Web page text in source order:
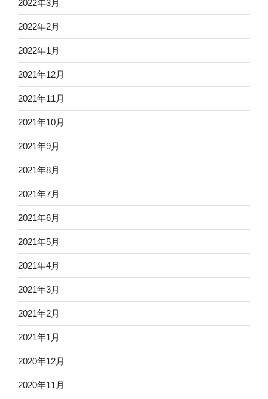
2022年3月
2022年2月
2022年1月
2021年12月
2021年11月
2021年10月
2021年9月
2021年8月
2021年7月
2021年6月
2021年5月
2021年4月
2021年3月
2021年2月
2021年1月
2020年12月
2020年11月